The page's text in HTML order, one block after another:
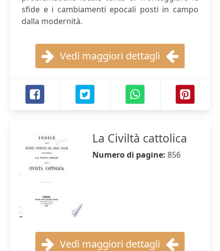
sfide e i cambiamenti epocali posti in campo
dalla modernità.
Vedi maggiori dettagli
La Civiltà cattolica
Numero di pagine: 856
Vedi maggiori dettagli